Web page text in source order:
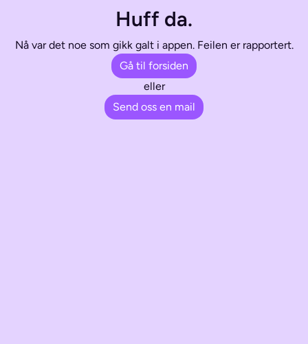
Huff da.
Nå var det noe som gikk galt i appen. Feilen er rapportert.
Gå til forsiden
eller
Send oss en mail